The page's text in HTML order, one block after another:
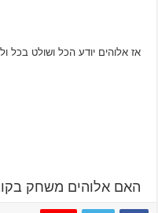
אז אלוהים יודע הכל ושולט בכל
האם אלוהים משחק